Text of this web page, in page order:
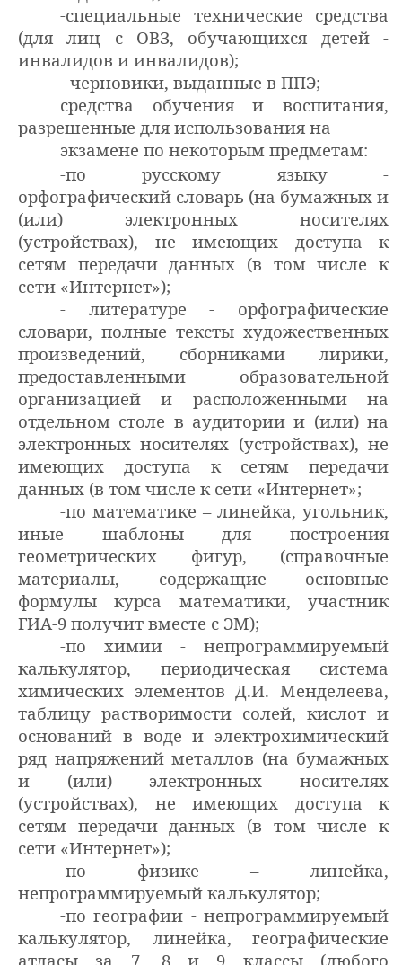
-специальные технические средства
(для лиц с ОВЗ, обучающихся детей -
инвалидов и инвалидов);
- черновики, выданные в ППЭ;
средства обучения и воспитания,
разрешенные для использования на
экзамене по некоторым предметам:
-по русскому языку -
орфографический словарь (на бумажных и
(или) электронных носителях
(устройствах), не имеющих доступа к
сетям передачи данных (в том числе к
сети «Интернет»);
- литературе - орфографические
словари, полные тексты художественных
произведений, сборниками лирики,
предоставленными образовательной
организацией и расположенными на
отдельном столе в аудитории и (или) на
электронных носителях (устройствах), не
имеющих доступа к сетям передачи
данных (в том числе к сети «Интернет»;
-по математике – линейка, угольник,
иные шаблоны для построения
геометрических фигур, (справочные
материалы, содержащие основные
формулы курса математики, участник
ГИА-9 получит вместе с ЭМ);
-по химии - непрограммируемый
калькулятор, периодическая система
химических элементов Д.И. Менделеева,
таблицу растворимости солей, кислот и
оснований в воде и электрохимический
ряд напряжений металлов (на бумажных
и (или) электронных носителях
(устройствах), не имеющих доступа к
сетям передачи данных (в том числе к
сети «Интернет»);
-по физике – линейка,
непрограммируемый калькулятор;
-по географии - непрограммируемый
калькулятор, линейка, географические
атласы за 7, 8 и 9 классы (любого